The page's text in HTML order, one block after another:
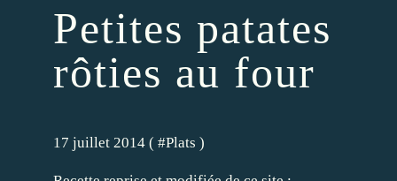
Petites patates
rôties au four
17 juillet 2014 ( #Plats )